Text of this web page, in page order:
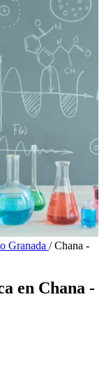
Granada / Chana -
en Chana -